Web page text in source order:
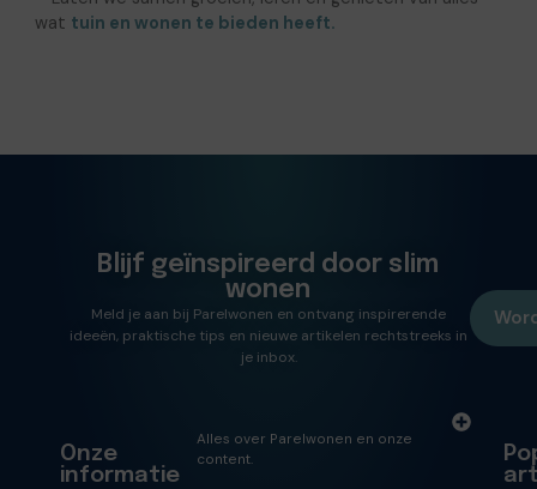
wat tuin en wonen te bieden heeft.
Blijf geïnspireerd door slim
wonen
Meld je aan bij Parelwonen en ontvang inspirerende
ideeën, praktische tips en nieuwe artikelen rechtstreeks in
je inbox.
Onze
informatie
Alles over Parelwonen en onze
content.